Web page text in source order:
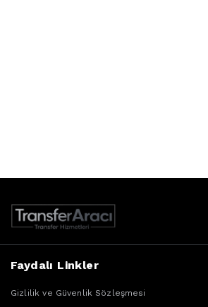
Faydalı Linkler
Gizlilik ve Güvenlik Sözleşmesi